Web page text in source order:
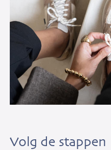
Volg de stappen